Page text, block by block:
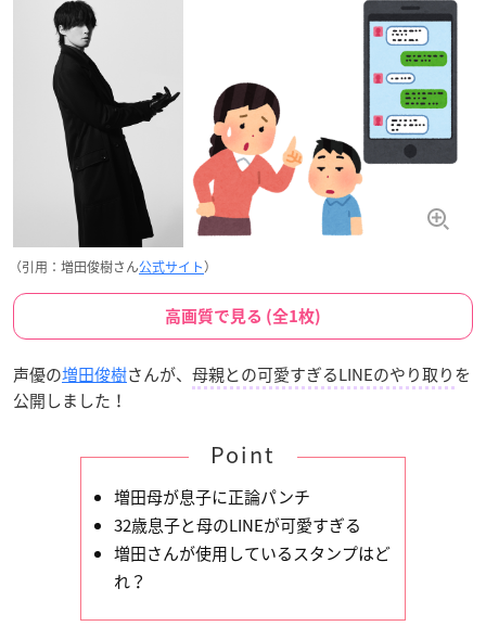
（引用：増田俊樹さん公式サイト）
高画質で見る (全1枚)
声優の増田俊樹さんが、 母親との可愛すぎるLINEのやり取りを
公開しました！
Point
増田母が息子に正論パンチ
32歳息子と母のLINEが可愛すぎる
増田さんが使用しているスタンプはど
れ？